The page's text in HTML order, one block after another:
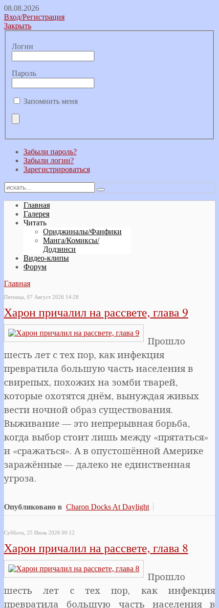
08.08.2026
Вход/Регистрация
Закрыть
Логин
Пароль
Запомнить меня
Забыли пароль?
Забыли логин?
Зарегистрироваться
Главная
Галерея
Читать
Ориджиналы/Фанфики
Манга/Комиксы/
Додзинси
Видео-клипы
Форум
Главная
Пятница, 07 Август 2026 14:28
Харон причалил на рассвете, глава 9
Прошло
шесть лет с тех пор, как инфекция
превратила большую часть населения в
свирепых, похожих на зомби тварей,
которые охотятся днём, вынуждая живых
вести ночной образ существования.
Выживание — это непрерывная борьба,
когда выбор стоит лишь между «прятаться»
и «сражаться». А в опустошённой Америке
заражённые — далеко не единственная
угроза.
Опубликовано в Charon Docks At Daylight
Суббота, 25 Июль 2026 00:12
Харон причалил на рассвете, глава 8
Прошло
шесть лет с тех пор, как инфекция
превратила большую часть населения в